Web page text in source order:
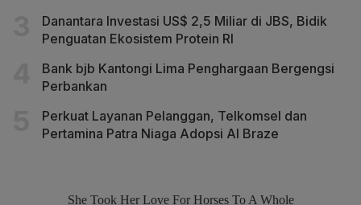
Danantara Investasi US$ 2,5 Miliar di JBS, Bidik
Penguatan Ekosistem Protein RI
Bank bjb Kantongi Lima Penghargaan Bergengsi
Perbankan
Perkuat Layanan Pelanggan, Telkomsel dan
Pertamina Patra Niaga Adopsi AI Braze